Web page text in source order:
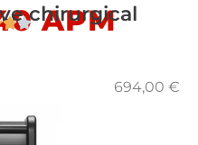
APM
chirurgical
694,00 €